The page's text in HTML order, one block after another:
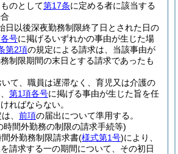
のとして第17条に定める者に該当する
日以後深夜勤務制限終了日とされた日の
号に掲げるいずれかの事由が生じた場
第2項の規定による請求は、当該事由が
制限期間の末日とする請求であったも
て、職員は遅滞なく、育児又は介護の
第1項各号に掲げる事由が生じた旨を任
ればならない。
、 前項の届出について準用する。
時間外勤務の制限の請求手続等)
外勤務制限請求書(様式第1号)により、
請求する一の期間について、その初日